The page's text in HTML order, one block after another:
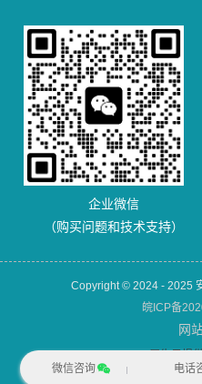
企业微信
（购买问题和技术支持）
Copyright © 2024 - 2025
皖ICP备
网
微信咨询
电话